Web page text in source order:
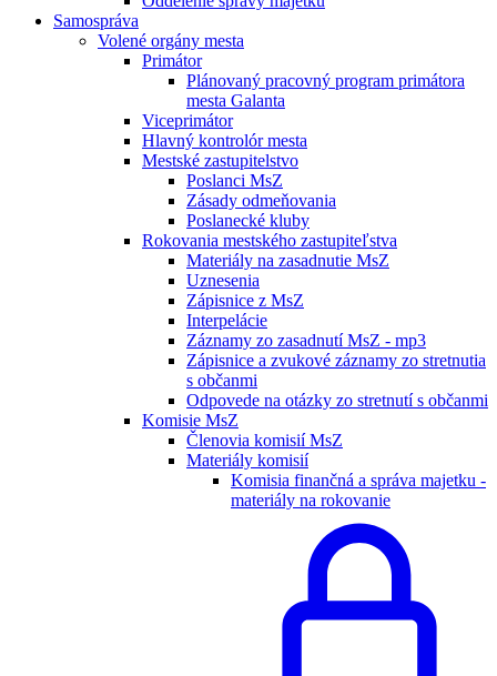
Samospráva
Volené orgány mesta
Primátor
Plánovaný pracovný program primátora
mesta Galanta
Viceprimátor
Hlavný kontrolór mesta
Mestské zastupitelstvo
Poslanci MsZ
Zásady odmeňovania
Poslanecké kluby
Rokovania mestského zastupiteľstva
Materiály na zasadnutie MsZ
Uznesenia
Zápisnice z MsZ
Interpelácie
Záznamy zo zasadnutí MsZ - mp3
Zápisnice a zvukové záznamy zo stretnutia
s občanmi
Odpovede na otázky zo stretnutí s občanmi
Komisie MsZ
Členovia komisií MsZ
Materiály komisií
Komisia finančná a správa majetku -
materiály na rokovanie